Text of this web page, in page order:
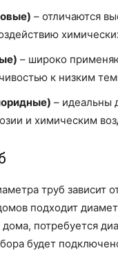
– отличаются
– широко
к низким
– идеальны
и химическим
труб зависит
подходит
дома, потребуется
будет